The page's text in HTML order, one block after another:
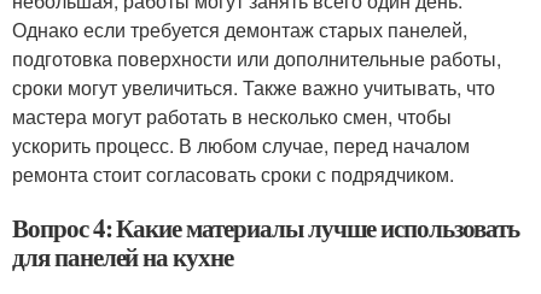
Однако если требуется демонтаж старых панелей,
подготовка поверхности или дополнительные работы,
сроки могут увеличиться. Также важно учитывать, что
мастера могут работать в несколько смен, чтобы
ускорить процесс. В любом случае, перед началом
ремонта стоит согласовать сроки с подрядчиком.
Вопрос 4: Какие материалы лучше использовать
для панелей на кухне